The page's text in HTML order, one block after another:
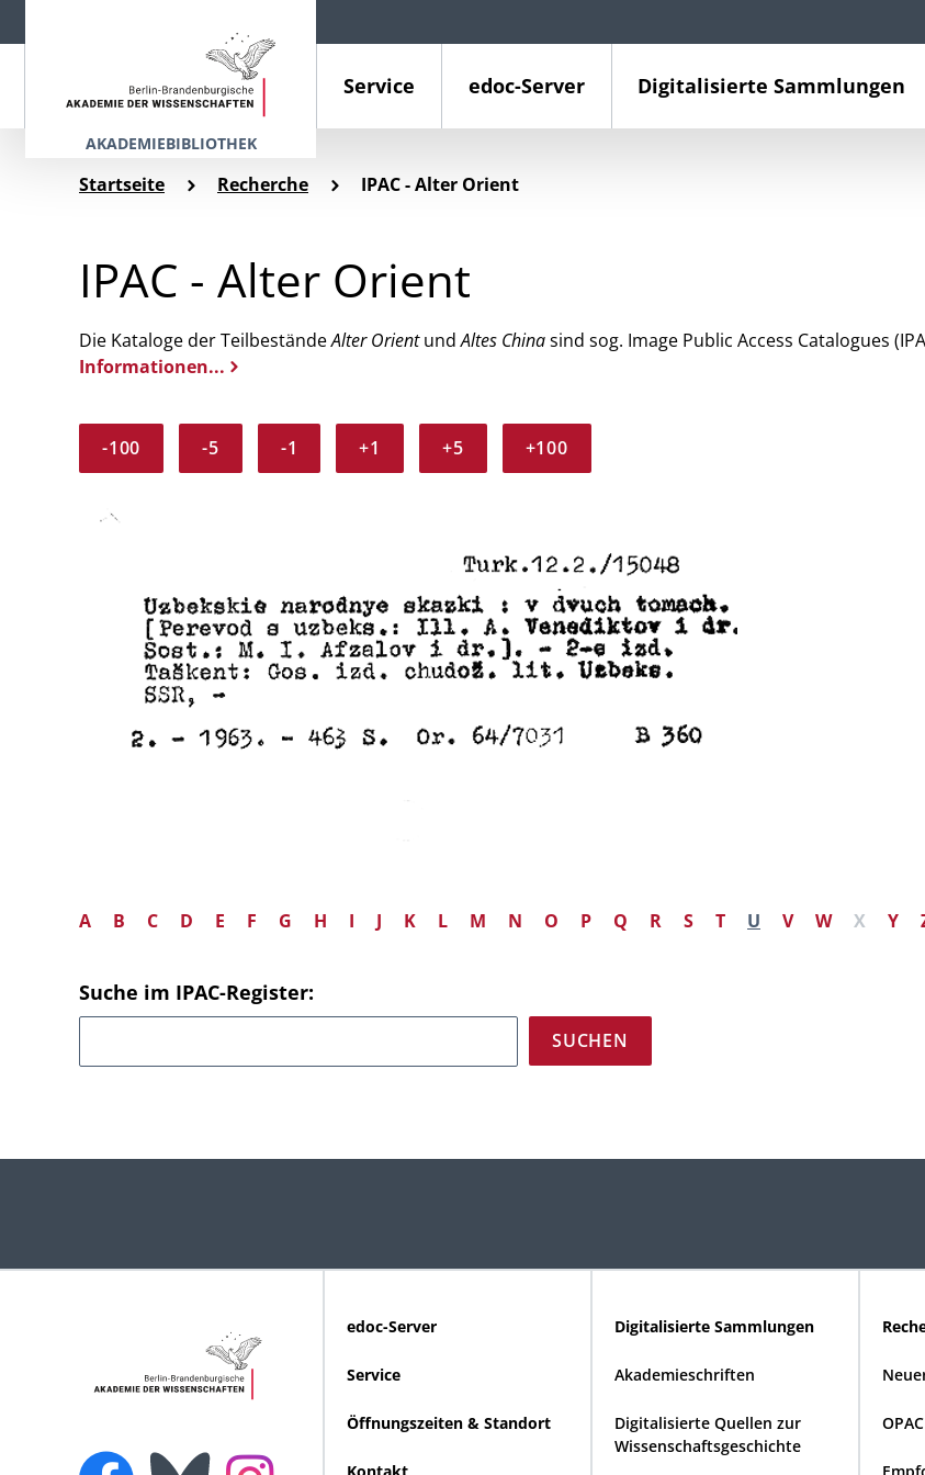
AKADEMIEBIBLIOTHEK
Service edoc-Server Digitalisierte Sammlungen
Startseite Recherche IPAC - Alter Orient
IPAC - Alter Orient
Die Kataloge der TeilbeständeAlter OrientundAltes Chinasind sog. Image Public Access Catalogues
Informationen...
-100 -5 -1 +1 +5 +100
A B C D E F G H I J K L M N O P Q R S T U V W X Y
Suche im IPAC-Register:
edoc-Server
Service
Öffnungszeiten & Standort
Digitalisierte Sammlungen
Akademieschriften
Digitalisierte Quellen zur
Wissenschaftsgeschichte
OPAC